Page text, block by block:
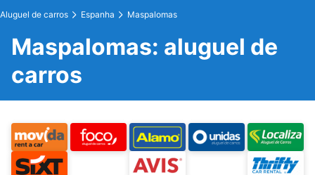
Aluguel de carros Espanha Maspalomas
Maspalomas: aluguel de
carros